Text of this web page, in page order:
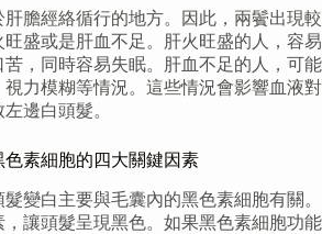
膽經絡循行的地方。因此，兩鬢出現較
盛或是肝血不足。肝火旺盛的人，容易
，同時容易失眠。肝血不足的人，可能
力模糊等情況。這些情況會影響血液對
邊白頭髮。
素細胞的四大關鍵因素
變白主要與毛囊內的黑色素細胞有關。
讓頭髮呈現黑色。如果黑色素細胞功能